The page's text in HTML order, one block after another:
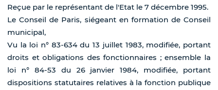
Reçue par le représentant de l'Etat le 7 décembre 1995.
Le Conseil de Paris, siégeant en formation de Conseil
municipal,
Vu la loi n° 83-634 du 13 juillet 1983, modifiée, portant
droits et obligations des fonctionnaires ; ensemble la
loi n° 84-53 du 26 janvier 1984, modifiée, portant
dispositions statutaires relatives à la fonction publique